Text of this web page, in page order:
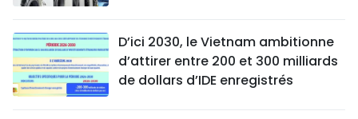
D’ici 2030, le Vietnam ambitionne
d’attirer entre 200 et 300 milliards
de dollars d’IDE enregistrés